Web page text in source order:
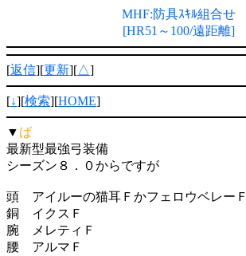
MHF:防具ｽｷﾙ組合せ
[HR51～100/遠距離]
[返信][更新][△]
[↓][検索][HOME]
▼ ば
最新型最強弓装備
シーズン８．０からですが
頭 アイルーの猫耳ＦかフェロウベレーＦ
銅 イクスＦ
腕 メレティＦ
腰 アルマＦ